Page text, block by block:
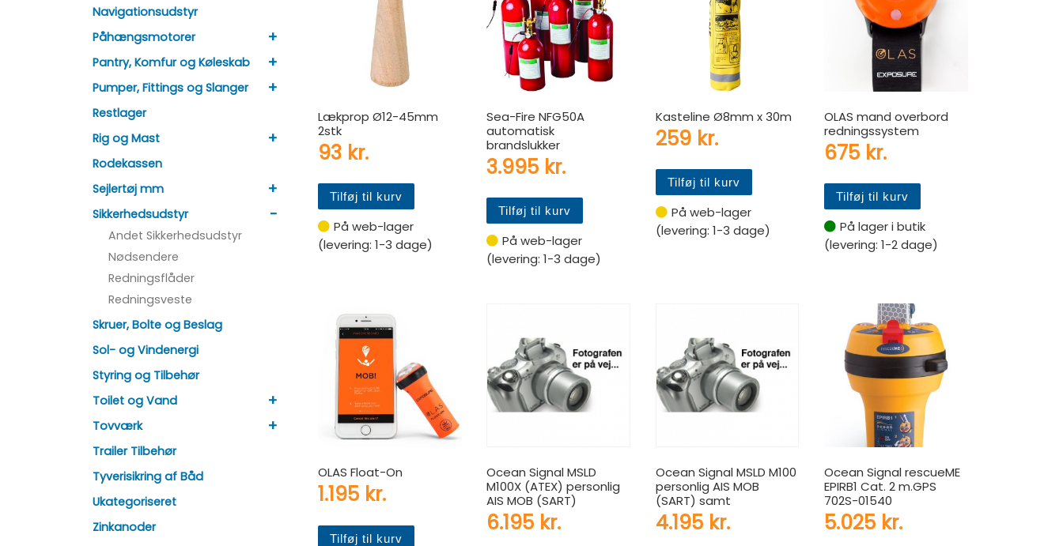
Lækprop Ø12-45mm
2stk
93 kr.
Tilføj til kurv
På web-lager
(levering: 1-3 dage)
Sea-Fire NFG50A
automatisk
brandslukker
3.995 kr.
Tilføj til kurv
På web-lager
(levering: 1-3 dage)
Kasteline Ø8mm x 30m
259 kr.
Tilføj til kurv
På web-lager
(levering: 1-3 dage)
OLAS mand overbord
redningssystem
675 kr.
Tilføj til kurv
På lager i butik
(levering: 1-2 dage)
OLAS Float-On
1.195 kr.
Tilføj til kurv
Ocean Signal MSLD
M100X (ATEX) personlig
AIS MOB (SART)
6.195 kr.
Ocean Signal MSLD M100
personlig AIS MOB
(SART) samt
4.195 kr.
Ocean Signal rescueME
EPIRB1 Cat. 2 m.GPS
702S-01540
5.025 kr.
Navigationsudstyr
Påhængsmotorer
+
Pantry, Komfur og Køleskab +
Pumper, Fittings og Slanger +
Restlager
Rig og Mast
+
Rodekassen
Sejlertøj mm
+
Sikkerhedsudstyr -
Andet Sikkerhedsudstyr
Nødsendere
Redningsflåder
Redningsveste
Skruer, Bolte og Beslag
Sol- og Vindenergi
Styring og Tilbehør
Toilet og Vand
+
Tovværk +
Trailer Tilbehør
Tyverisikring af Båd
Ukategoriseret
Zinkanoder